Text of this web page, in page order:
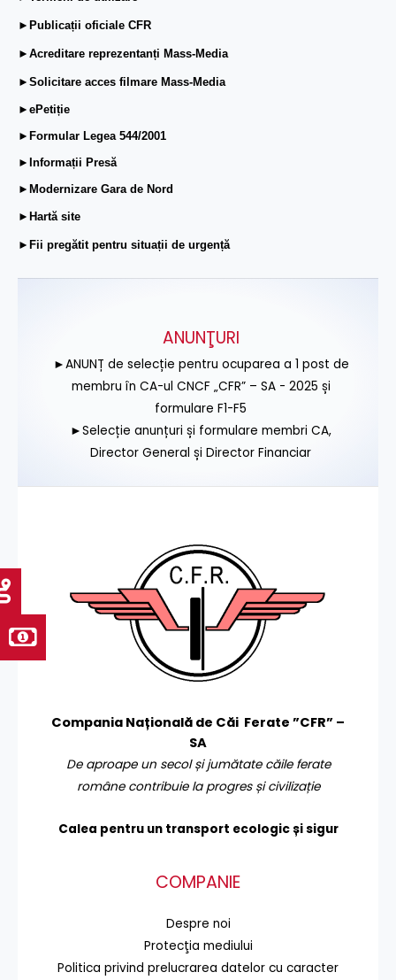
►Publicații oficiale CFR
►Acreditare reprezentanți Mass-Media
►Solicitare acces filmare Mass-Media
►ePetiție
►Formular Legea 544/2001
►Informații Presă
►Modernizare Gara de Nord
►Hartă site
►Fii pregătit pentru situații de urgență
ANUNŢURI
►ANUNȚ de selecție pentru ocuparea a 1 post de
membru în CA-ul CNCF „CFR” – SA - 2025 și
formulare F1-F5
►Selecție anunțuri și formulare membri CA,
Director General și Director Financiar
Compania Națională de Căi Ferate ”CFR” –
SA
De aproape un secol și jumătate căile ferate
române contribuie la progres și civilizație
Calea pentru un transport ecologic și sigur
COMPANIE
Despre noi
Protecţia mediului
Politica privind prelucrarea datelor cu caracter